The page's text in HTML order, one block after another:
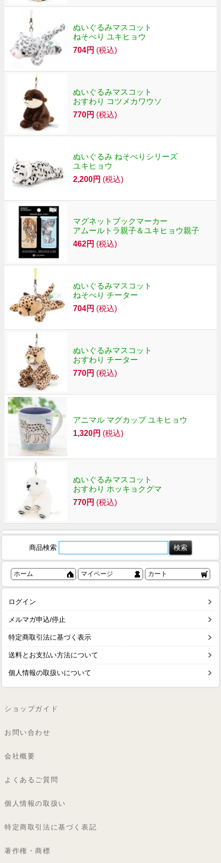
ぬいぐるみマスコット
ねそべり ユキヒョウ
704円 (税込)
ぬいぐるみマスコット
おすわり コツメカワウソ
770円 (税込)
ぬいぐるみ ねそべりシリーズ
ユキヒョウ
2,200円 (税込)
マグネットブックマーカー
アムールトラ親子＆ユキヒョウ親子
462円 (税込)
ぬいぐるみマスコット
ねそべり チーター
704円 (税込)
ぬいぐるみマスコット
おすわり チーター
770円 (税込)
アニマル マグカップ ユキヒョウ
1,320円 (税込)
ぬいぐるみマスコット
おすわり ホッキョクグマ
770円 (税込)
商品検索
ホーム マイページ カート
ログイン
メルマガ申込/停止
特定商取引法に基づく表示
送料とお支払い方法について
個人情報の取扱いについて
ショップガイド
お問い合わせ
会社概要
よくあるご質問
個人情報の取扱い
特定商取引法に基づく表記
著作権・商標